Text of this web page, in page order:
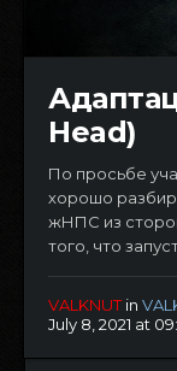
Head)
По просьбе
хорошо
жНПС из
того, что
VALKNUTin
July 8, 2021 at